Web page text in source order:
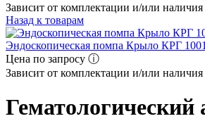
Зависит от комплектации и/или
Назад к товарам
Эндоскопическая помпа Крыло КРГ
Цена по запросу ⓘ
Зависит от комплектации и/или